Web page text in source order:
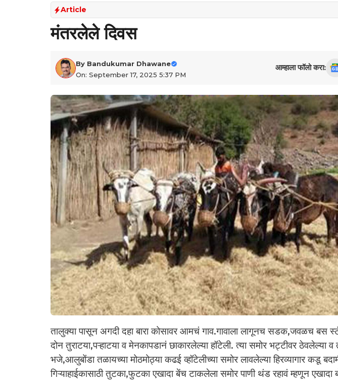
Article
मंतरलेले दिवस
By Bandukumar Dhawane
On: September 17, 2025 5:37 PM
आम्हाला फॉलो करा:
तालुक्या पासून अगदी दहा बारा कोसावर आमचं गाव.गावाला लागूनच सडक,जवळच बस
दोन तुराटया,पऱ्हाटया व मेनकापडानं छाकारलेल्या हॉटेली. त्या समोर भट्टीवर ठेवलेल्या
भजे,आलुबोंडा तळायच्या मोठमोठ्या कढई व्हॉटेलीच्या समोर लावलेल्या हिरव्यागार कडू
गिऱ्याहाईकासाठी तुटका,फुटका एखादा बेंच टाकलेला समोर पाणी थंड रहावं म्हणून एखादा